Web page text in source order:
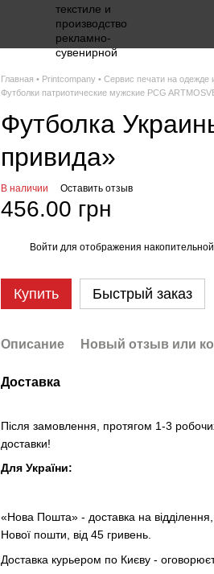
Главная • Printcompany • Сервис печати на одежде
Футболки патриотические мужские PCG
Футболка
привида»
В наличии Оставить отзыв
456.00 грн
Войти для отображения накопительной
Купить Быстрый заказ
Описание Новый отзыв или
Доставка
Після замовлення, протягом 1-3
доставки!
Для України:
«Нова Пошта» - доставка на
Нової пошти, від 45 гривень.
Доставка курьером по Києву -